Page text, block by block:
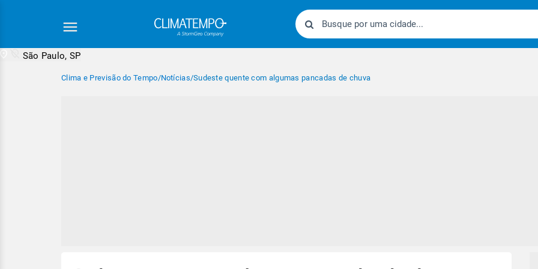
São Paulo, SP
Clima e Previsão do Tempo/Notícias/Sudeste quente com algumas pancadas de chuva